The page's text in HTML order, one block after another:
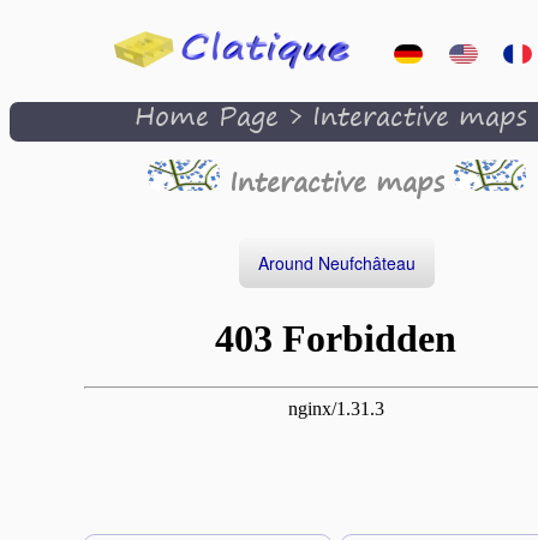
Home Page>Interactive maps
Interactive maps
Around Neufchâteau